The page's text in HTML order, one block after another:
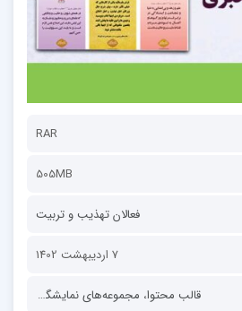
RAR
505MB
فعالان تهذیب و تربیت
7 اردیبهشت 1402
قالب محتوا، مجموعه‌های نمایشگاهی